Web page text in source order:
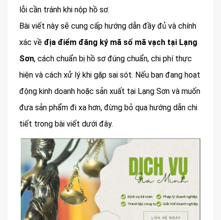
lỗi cần tránh khi nộp hồ sơ.
Bài viết này sẽ cung cấp hướng dẫn đầy đủ và chính
xác về địa điểm đăng ký mã số mã vạch tại Lạng
Sơn, cách chuẩn bị hồ sơ đúng chuẩn, chi phí thực
hiện và cách xử lý khi gặp sai sót. Nếu bạn đang hoạt
động kinh doanh hoặc sản xuất tại Lạng Sơn và muốn
đưa sản phẩm đi xa hơn, đừng bỏ qua hướng dẫn chi
tiết trong bài viết dưới đây.